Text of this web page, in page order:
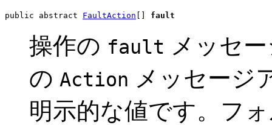
public abstract FaultAction fault
操作の fault メッセ
の Action メッセージ
明示的な値です。フ